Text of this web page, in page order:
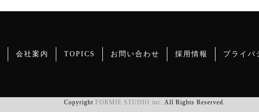
会社案内 TOPICS お問い合わせ 採用情報 プライバ
Copyright FORMIE STUDIO inc . All Rights Reserved.